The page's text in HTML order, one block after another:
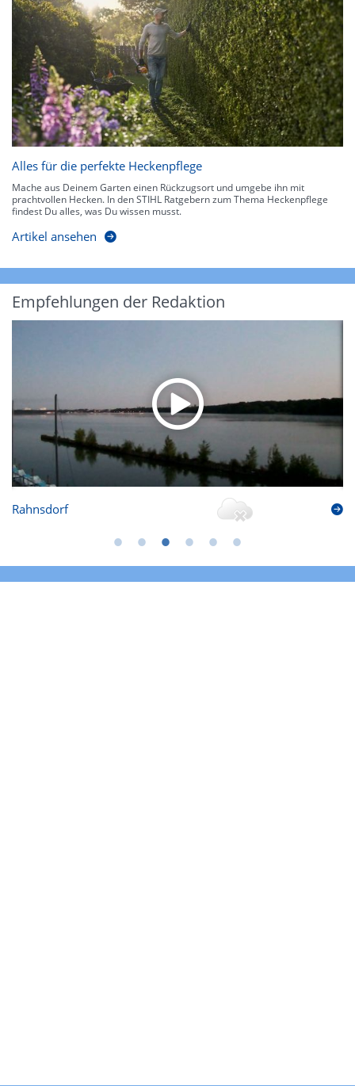
Alles für die perfekte Heckenpflege
Mache aus Deinem Garten einen Rückzugsort und umgebe ihn mit
prachtvollen Hecken. In den STIHL Ratgebern zum Thema Heckenpflege
findest Du alles, was Du wissen musst.
Artikel ansehen
Empfehlungen der Redaktion
Rahnsdorf